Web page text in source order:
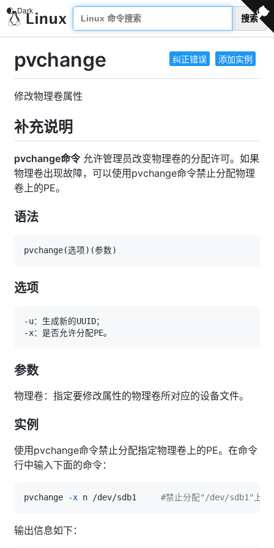
搜索
纠正错误 添加实例
pvchange
修改物理卷属性
补充说明
pvchange命令允许管理员改变物理卷的分配许可。如果
物理卷出现故障，可以使用pvchange命令禁止分配物理
卷上的PE。
语法
pvchange(选项) (参数)
选项
参数
物理卷：指定要修改属性的物理卷所对应的设备文件。
实例
使用pvchange命令禁止分配指定物理卷上的PE。在命令
行中输入下面的命令：
pvchange -x n /dev/sdb1 #禁止分配"/dev/sdb1"上的
输出信息如下：